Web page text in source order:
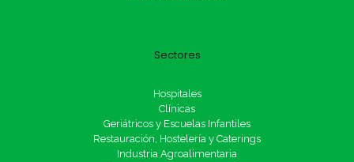
Sectores
Hospitales
Clínicas
Geriátricos y Escuelas Infantiles
Restauración, Hostelería y Caterings
Industria Agroalimentaria